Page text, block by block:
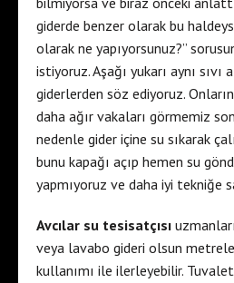
giderde benzer olarak bu
olarak ne yapıyorsunuz?”
istiyoruz. Aşağı yukarı aynı sıvı
giderlerden söz ediyoruz.
daha ağır vakaları görmemiz
nedenle gider içine su sıkarak
bunu kapağı açıp hemen su
yapmıyoruz ve daha iyi tekniğe
Avcılar su tesisatçısı
veya lavabo gideri olsun
kullanımı ile ilerleyebilir.